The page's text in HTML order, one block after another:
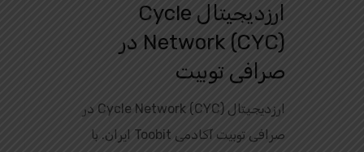
ارزدیجیتال Cycle
Network (CYC) در
صرافی توبیت
ارزدیجیتال Cycle Network (CYC) در
صرافی توبیت آکادمی Toobit ایران. با